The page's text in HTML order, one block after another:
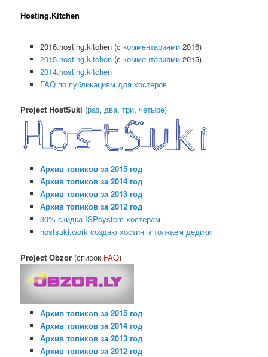
Hosting.Kitchen
2016.hosting.kitchen (c комментариями2016)
2015.hosting.kitchen(с комментариями2015)
2014.hosting.kitchen
FAQ по публикациям для хостеров
Project HostSuki (раз,два,три,четыре)
Архив топиков за 2015 год
Архив топиков за 2014 год
Архив топиков за 2013 год
Архив топиков за 2012 год
30% скидка ISPsystem хостерам
hostsuki.work создаю хостинги толкаем дедики
Project Obzor (список FAQ)
Архив топиков за 2015 год
Архив топиков за 2014 год
Архив топиков за 2013 год
Архив топиков за 2012 год